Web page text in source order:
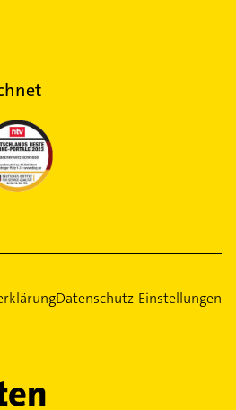
Datenschutz-Einstellungen